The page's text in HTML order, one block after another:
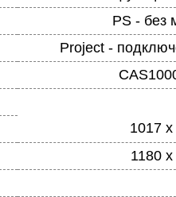
PS - без
Project -
1017
1180